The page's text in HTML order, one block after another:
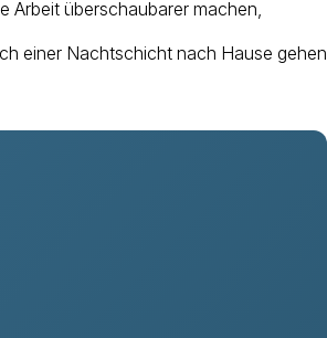
Arbeit überschaubarer machen,
einer Nachtschicht nach Hause gehen